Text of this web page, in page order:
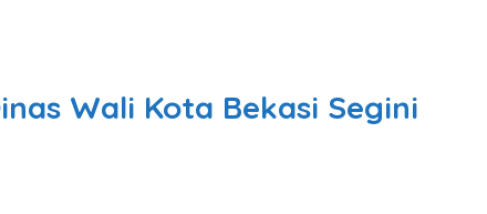
Wali Kota Bekasi Segini